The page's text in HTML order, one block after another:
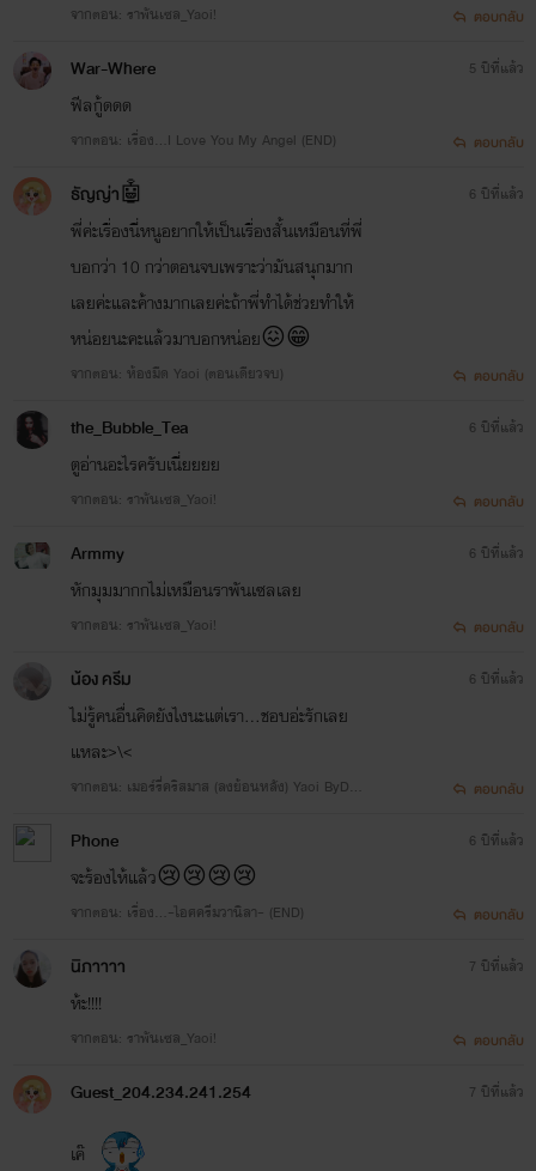
จากตอน: ‪ราพันเซล_Yaoi‬! ตอบกลับ
War-Where
ฟีลกู้ดดด
จากตอน: เรื่อง...I Love You My Angel (END)
5 ปีที่แล้ว
ตอบกลับ
ธัญญ่า🤖
พี่ค่ะเรื่องนี่หนูอยากให้เป็นเรื่องสั้นเหมือนที่พี่
บอกว่า 10 กว่าตอนจบเพราะว่ามันสนุกมาก
เลยค่ะและค้างมากเลยค่ะถ้าพี่ทำได้ช่วยทำให้
หน่อยนะคะแล้วมาบอกหน่อย😖😁
จากตอน: ห้องมืด Yaoi (ตอนเดียวจบ)
6 ปีที่แล้ว
ตอบกลับ
the_Bubble_Tea
ตูอ่านอะไรครับเนี่ยยยย
จากตอน: ‪ราพันเซล_Yaoi‬!
6 ปีที่แล้ว
ตอบกลับ
Armmy
หักมุมมากกไม่เหมือนราพันเซลเลย
จากตอน: ‪ราพันเซล_Yaoi‬!
6 ปีที่แล้ว
ตอบกลับ
น้อง ครีม
ไม่รู้คนอื่นคิดยังไงนะแต่เรา...ชอบอ่ะรักเลย
แหละ>\<
จากตอน: เมอร์รี่คริสมาส (ลงย้อนหลัง) Yaoi ByDeat
6 ปีที่แล้ว
ตอบกลับ
Phone
จะร้องไห้แล้ว😢😢😢😢
จากตอน: เรื่อง...~ไอศครีมวานิลา~ (END)
6 ปีที่แล้ว
ตอบกลับ
นิภาาาา
ห้ะ!!!!
จากตอน: ‪ราพันเซล_Yaoi‬!
7 ปีที่แล้ว
ตอบกลับ
Guest_204.234.241.254
เค๊
7 ปีที่แล้ว